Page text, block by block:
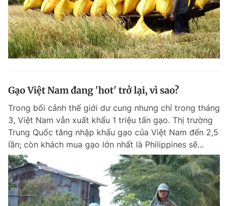
Gạo Việt Nam đang 'hot' trở lại, vì sao?
Trong bối cảnh thế giới dư cung nhưng chỉ trong tháng
3, Việt Nam vẫn xuất khẩu 1 triệu tấn gạo. Thị trường
Trung Quốc tăng nhập khẩu gạo của Việt Nam đến 2,5
lần; còn khách mua gạo lớn nhất là Philippines sẽ...